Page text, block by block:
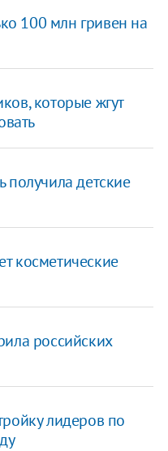
100 млн гривен на
которые жгут
получила детские
косметические
российских
лидеров по